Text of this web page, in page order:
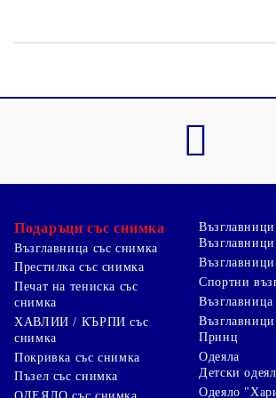
Подаръци със снимка
Възглавница със снимка
Престилка със снимка
Печат на тениска със
снимка
ХАВЛИИ / КЪРПИ със
снимка
Покривка със снимка
Пъзел със снимка
Възглавници
Спортни
Принц
Одеяла
Детски
Одеяло